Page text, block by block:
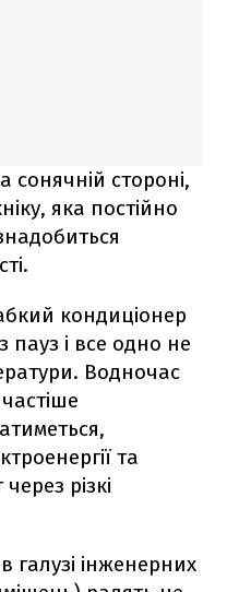
стороні,
яка постійно
кондиціонер
і все одно не
Водночас
та
різкі
галузі інженерних